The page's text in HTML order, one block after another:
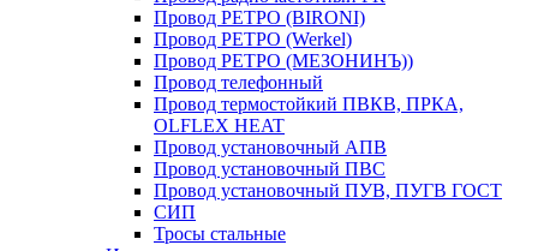
Провод РЕТРО (BIRONI)
Провод РЕТРО (Werkel)
Провод РЕТРО (МЕЗОНИНЪ))
Провод телефонный
Провод термостойкий ПВКВ, ПРКА,
OLFLEX HEAT
Провод установочный АПВ
Провод установочный ПВС
Провод установочный ПУВ, ПУГВ ГОСТ
СИП
Тросы стальные